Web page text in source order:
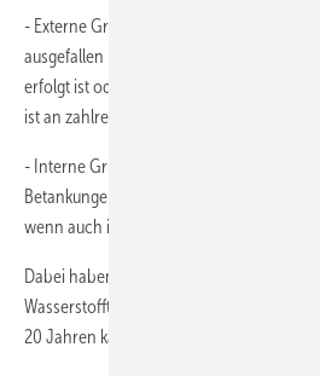
- Externe Gründe bedeuten, dass die
ausgefallen ist oder die Anlieferung von
erfolgt ist oder beides, so dass keine
ist an zahlreichen Tankstellen zeitweise
- Interne Gründe bedeuten, dass wegen
Betankungen möglich sind. Davon sind
wenn auch in deutlich unterschiedlichem
Dabei haben sich die wesentlichen
Wasserstofftankstellen für Busse aus
20 Jahren kaum verändert. Sie umfassen